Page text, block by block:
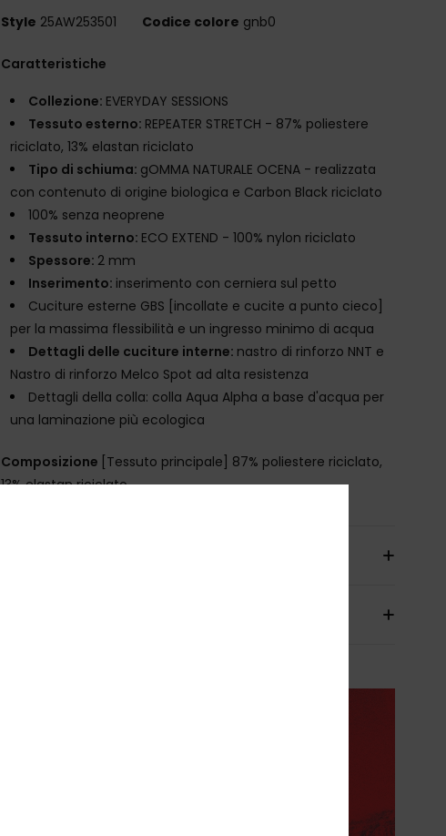
Style 25AW253501 Codice colore gnb0
Caratteristiche
Collezione: EVERYDAY SESSIONS
Tessuto esterno: REPEATER STRETCH - 87% poliestere
riciclato, 13% elastan riciclato
Tipo di schiuma: gOMMA NATURALE OCENA - realizzata
con contenuto di origine biologica e Carbon Black riciclato
100% senza neoprene
Tessuto interno: ECO EXTEND - 100% nylon riciclato
Spessore: 2 mm
Inserimento: inserimento con cerniera sul petto
Cuciture esterne GBS [incollate e cucite a punto cieco]
per la massima flessibilità e un ingresso minimo di acqua
Dettagli delle cuciture interne: nastro di rinforzo NNT e
Nastro di rinforzo Melco Spot ad alta resistenza
Dettagli della colla: colla Aqua Alpha a base d'acqua per
una laminazione più ecologica
Composizione [Tessuto principale] 87% poliestere riciclato,
13% elastan riciclato